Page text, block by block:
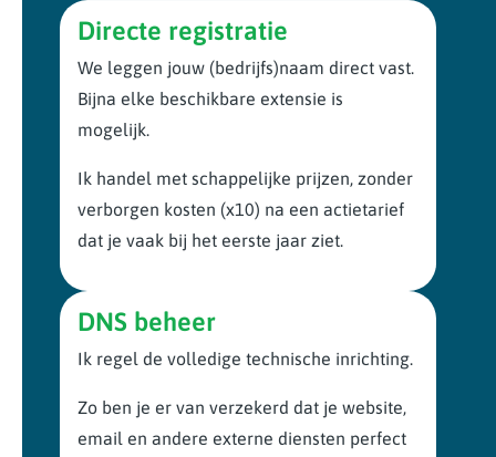
Directe registratie
We leggen jouw (bedrijfs)naam direct vast.
Bijna elke beschikbare extensie is
mogelijk.
Ik handel met schappelijke prijzen, zonder
verborgen kosten (x10) na een actietarief
dat je vaak bij het eerste jaar ziet.
DNS beheer
Ik regel de volledige technische inrichting.
Zo ben je er van verzekerd dat je website,
email en andere externe diensten perfect